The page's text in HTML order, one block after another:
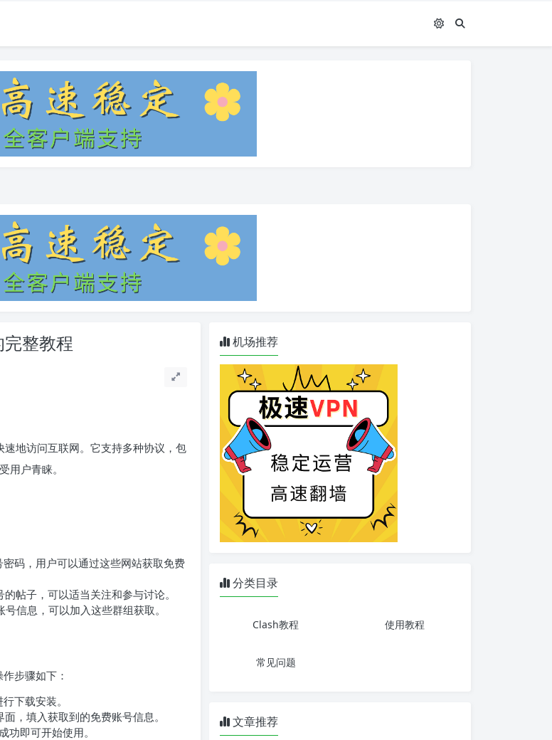
整教程
地访问互联网。它支持多种协议，包
用户青睐。
码，用户可以通过这些网站获取免费
帖子，可以适当关注和参与讨论。
信息，可以加入这些群组获取。
步骤如下：
下载安装。
，填入获取到的免费账号信息。
功即可开始使用。
机场推荐
分类目录
Clash教程 使用教程
常见问题
文章推荐